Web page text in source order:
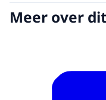
Meer over